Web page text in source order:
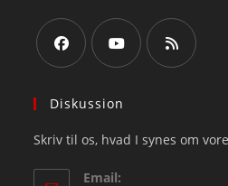
in
new
tab
in
new
new
Diskussion
Skriv til os, hvad I synes om
Email: